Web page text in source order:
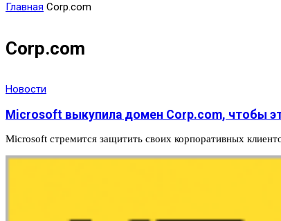
Главная Corp.com
Corp.com
Новости
Microsoft выкупила домен Corp.com, чтобы
Microsoft стремится защитить своих корпоративных